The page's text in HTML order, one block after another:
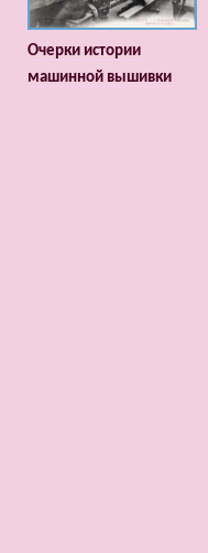
Очерки истории
машинной вышивки